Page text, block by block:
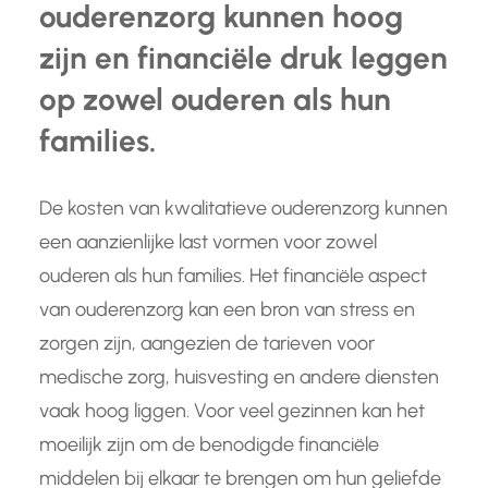
ouderenzorg kunnen hoog
zijn en financiële druk leggen
op zowel ouderen als hun
families.
De kosten van kwalitatieve ouderenzorg kunnen
een aanzienlijke last vormen voor zowel
ouderen als hun families. Het financiële aspect
van ouderenzorg kan een bron van stress en
zorgen zijn, aangezien de tarieven voor
medische zorg, huisvesting en andere diensten
vaak hoog liggen. Voor veel gezinnen kan het
moeilijk zijn om de benodigde financiële
middelen bij elkaar te brengen om hun geliefde